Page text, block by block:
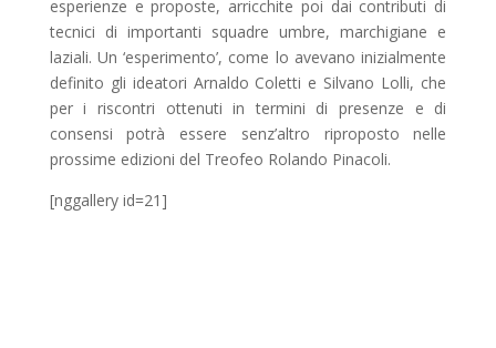
esperienze e proposte, arricchite poi dai contributi di
tecnici di importanti squadre umbre, marchigiane e
laziali. Un ‘esperimento’, come lo avevano inizialmente
definito gli ideatori Arnaldo Coletti e Silvano Lolli, che
per i riscontri ottenuti in termini di presenze e di
consensi potrà essere senz’altro riproposto nelle
prossime edizioni del Treofeo Rolando Pinacoli.
[nggallery id=21]